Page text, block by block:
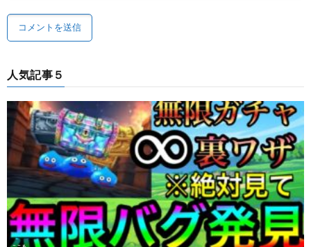
人気記事５